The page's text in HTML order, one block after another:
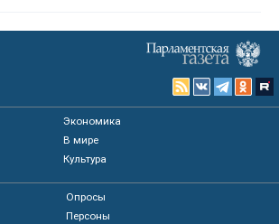
Экономика
В мире
Культура
Опросы
Персоны